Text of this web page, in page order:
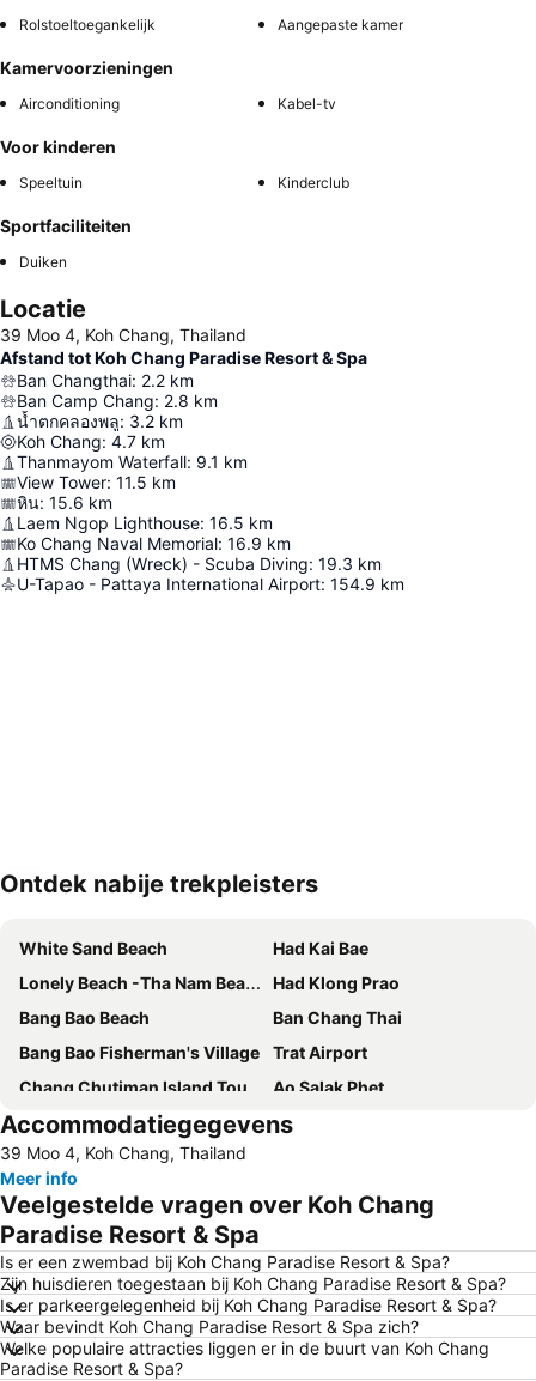
Rolstoeltoegankelijk Aangepaste kamer
Kamervoorzieningen
Airconditioning Kabel-tv
Voor kinderen
Speeltuin Kinderclub
Sportfaciliteiten
Duiken
Locatie
39 Moo 4, Koh Chang, Thailand
Afstand tot Koh Chang Paradise Resort & Spa
Ban Changthai: 2.2 km
Ban Camp Chang: 2.8 km
น้ำตกคลองพลู: 3.2 km
Koh Chang: 4.7 km
Thanmayom Waterfall: 9.1 km
View Tower: 11.5 km
หิน: 15.6 km
Laem Ngop Lighthouse: 16.5 km
Ko Chang Naval Memorial: 16.9 km
HTMS Chang (Wreck) - Scuba Diving: 19.3 km
U-Tapao - Pattaya International Airport: 154.9 km
Kaart uitvouwen
Ontdek nabije trekpleisters
White Sand Beach
Had Kai Bae
Lonely Beach -Tha Nam Beach
Had Klong Prao
Bang Bao Beach
Ban Chang Thai
Bang Bao Fisherman's Village
Trat Airport
Chang Chutiman Island Tours
Ao Salak Phet
Accommodatiegegevens
39 Moo 4, Koh Chang, Thailand
Meer info
Veelgestelde vragen over Koh Chang
Paradise Resort & Spa
Is er een zwembad bij Koh Chang Paradise Resort & Spa?
Zijn huisdieren toegestaan bij Koh Chang Paradise Resort & Spa?
Is er parkeergelegenheid bij Koh Chang Paradise Resort & Spa?
Waar bevindt Koh Chang Paradise Resort & Spa zich?
Welke populaire attracties liggen er in de buurt van Koh Chang
Paradise Resort & Spa?